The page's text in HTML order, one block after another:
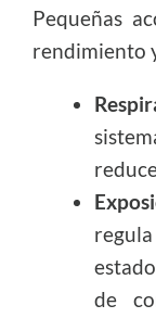
Pequeñas
rendimiento
de